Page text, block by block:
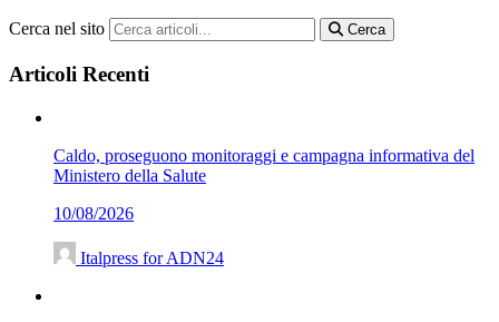
Cerca nel sito Cerca
Articoli Recenti
Caldo, proseguono monitoraggi e campagna informativa del
Ministero della Salute
10/08/2026
Italpress for ADN24